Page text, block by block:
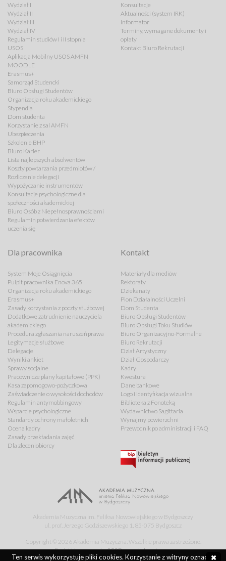
Wydział I
Wydział II
Wydział III
Wydział IV
Regulamin studiów I i II stopnia
USOS
Aplikacja Mobilny USOS AMFN
MOODLE
Erasmus+
Samorząd Studencki
Biuro Obsługi Studentów
Organizacja roku akademickiego
Stypendia
Dom studenta
Korzystanie z sal AMFN
Ubezpieczenia
Szkolenie BHP
Biuro Karier
Lista najlepszych absolwentów
Koszty powtarzania przedmiotów /
Rozliczanie delegacji
Wypożyczanie instrumentów
Konsultacje psychologiczne dla
społeczności akademickiej
Biuro Osób z Niepełnosprawnościami
Regulamin potwierdzania efektów
uczenia się
Konsultacje
Aktualności (system IRK)
Informator
Terminy, wymagane dokumenty i
opłaty
Kontakt Biuro Rekrutacji
Dla pracownika
System Moje Osiągnięcia
Pulpit pracownika Enova 365
Organizacja roku akademickiego
Erasmus+
Zasady korzystania z poczty służbowej
Dodatkowe zatrudnienie nauczyciela
akademickiego
Procedura zgłaszania naruszeń prawa
Legitymacje służbowe
Delegacje
Wyniki ankiet
Sprawy socjalne
Pracownicze plany kapitałowe (PPK)
Kasa zapomogowo-pożyczkowa
Zaświadczenie o wysokości dochodów
Regulamin antymobbingowy
Wsparcie psychologiczne
Standardy ochrony małoletnich
Ocena kadry
Zasady przekładania zajęć
Dla zleceniobiorcy
Kontakt
Materiały dla mediów
Rektoraty
Dziekanaty
Pion Działalności Uczelni
Dom Studenta
Biuro Obsługi Studentów
Biuro Obsługi Toku Studiów
Biuro Organizacyjno-Formalne
Biuro Rekrutacji
Dział Artystyczny
Dział Gospodarczy
Kadry
Kwestura
Dane bankowe
Logo i identyfikacja wizualna
Biblioteka z Fonoteką
Wydawnictwo Sagittaria
Wynajmy powierzchni
Przewodnik po administracji i FAQ
Akademia Muzyczna im. Feliksa Nowowiejskiego w Bydgoszczy
ul. prof. Jerzego Godziszewskiego 1, 85-075 Bydgoszcz
Copyright © 2026 Akademia Muzyczna. Wszelkie prawa zastrzeżone.
Projekt i wykonanie:052B agencja kreatywna
Ten serwis wykorzystuje pliki cookies. Korzystanie z witryny oznacza